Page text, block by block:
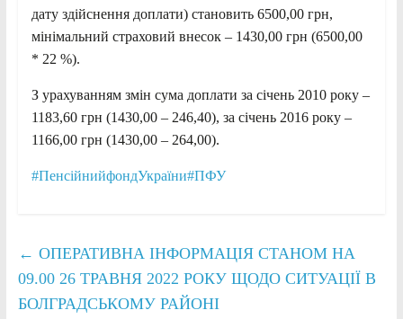
дату здійснення доплати) становить 6500,00 грн,
мінімальний страховий внесок – 1430,00 грн (6500,00
* 22 %).
З урахуванням змін сума доплати за січень 2010 року –
1183,60 грн (1430,00 – 246,40), за січень 2016 року –
1166,00 грн (1430,00 – 264,00).
#ПенсійнийфондУкраїни#ПФУ
← ОПЕРАТИВНА ІНФОРМАЦІЯ СТАНОМ НА
09.00 26 ТРАВНЯ 2022 РОКУ ЩОДО СИТУАЦІЇ В
БОЛГРАДСЬКОМУ РАЙОНІ